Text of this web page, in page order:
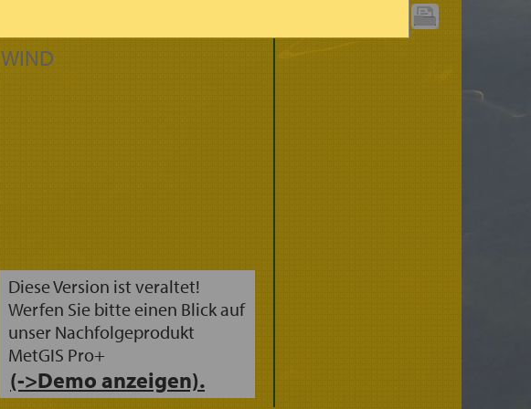
WIND
Diese Version ist veraltet!
Werfen Sie bitte einen Blick auf
unser Nachfolgeprodukt
MetGIS Pro+
(->Demo anzeigen).